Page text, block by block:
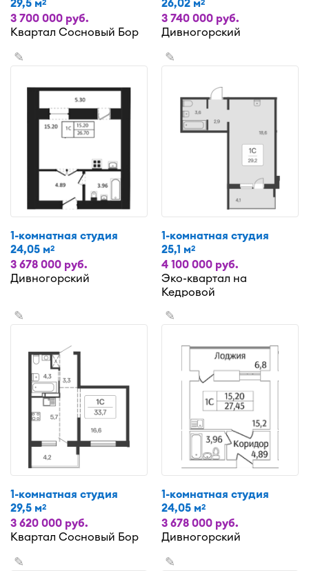
29,5 м2
3 700 000 руб.
Квартал Сосновый Бор
26,02 м2
3 740 000 руб.
Дивногорский
✎
1-комнатная студия
24,05 м2
3 678 000 руб.
Дивногорский
✎
1-комнатная студия
25,1 м2
4 100 000 руб.
Эко-квартал на
Кедровой
✎
1-комнатная студия
29,5 м2
3 620 000 руб.
Квартал Сосновый Бор
✎
1-комнатная студия
24,05 м2
3 678 000 руб.
Дивногорский
✎ ✎